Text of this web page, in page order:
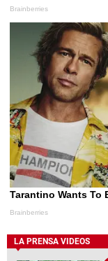
LA PRENSA VIDEOS